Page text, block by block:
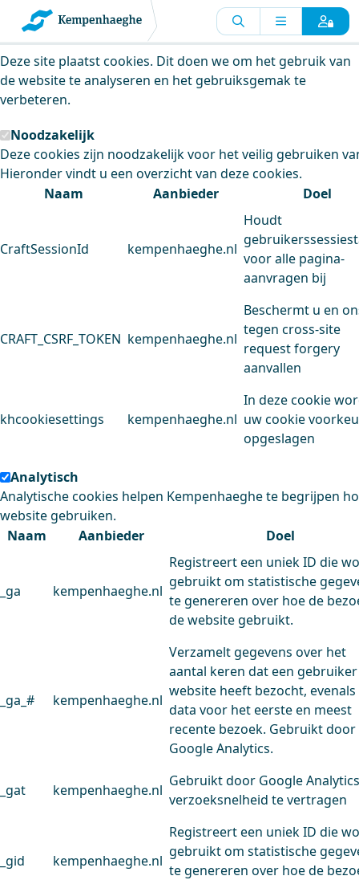
Kempenhaeghe maakt gebruik van
cookies
Deze site plaatst cookies. Dit doen we om het gebruik van
de website te analyseren en het gebruiksgemak te
verbeteren.
Noodzakelijk
Deze cookies zijn noodzakelijk voor het veilig gebruiken
Hieronder vindt u een overzicht van deze cookies.
Naam
Aanbieder Doel
CraftSessionId kempenhaeghe.nl
Houdt
voor alle pagina-
aanvragen bij
CRAFT_CSRF_TOKEN kempenhaeghe.nl
Beschermt u en
tegen cross-site
request forgery
aanvallen
khcookiesettings kempenhaeghe.nl
In deze cookie
uw cookie
opgeslagen
Analytisch
Analytische cookies helpen Kempenhaeghe te begrijpen
website gebruiken.
Naam
Aanbieder Doel
_ga kempenhaeghe.nl
Registreert een uniek ID die
gebruikt om statistische
te genereren over hoe de
de website gebruikt.
_ga_# kempenhaeghe.nl
Verzamelt gegevens over het
aantal keren dat een
website heeft bezocht, evenals
data voor het eerste en meest
recente bezoek. Gebruikt door
Google Analytics.
_gat kempenhaeghe.nl
Gebruikt door Google
verzoeksnelheid te vertragen
_gid kempenhaeghe.nl
Registreert een uniek ID die
gebruikt om statistische
te genereren over hoe de